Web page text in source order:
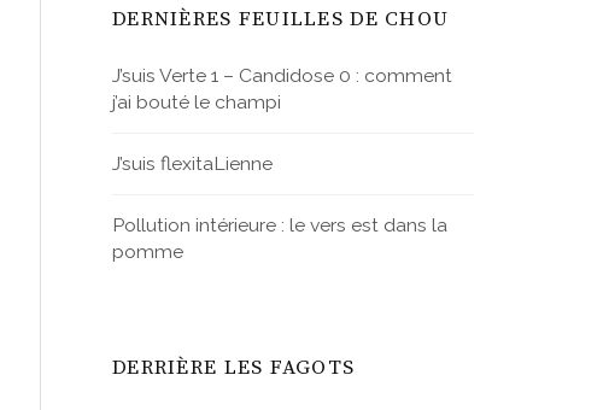
DERNIÈRES FEUILLES DE CHOU
J’suis Verte 1 – Candidose 0 : comment
j’ai bouté le champi
J’suis flexitaLienne
Pollution intérieure : le vers est dans la
pomme
DERRIÈRE LES FAGOTS